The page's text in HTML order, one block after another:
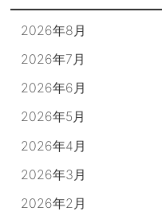
2026年8月
2026年7月
2026年6月
2026年5月
2026年4月
2026年3月
2026年2月